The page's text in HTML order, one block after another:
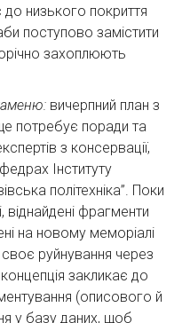
до низького покриття
поступово замістити
захоплюють
вичерпний план з
потребує поради та
з консервації,
Інституту
політехніка”. Поки
віднайдені фрагменти
на новому меморіалі
руйнування через
закликає до
(описового й
у базу даних, щоб